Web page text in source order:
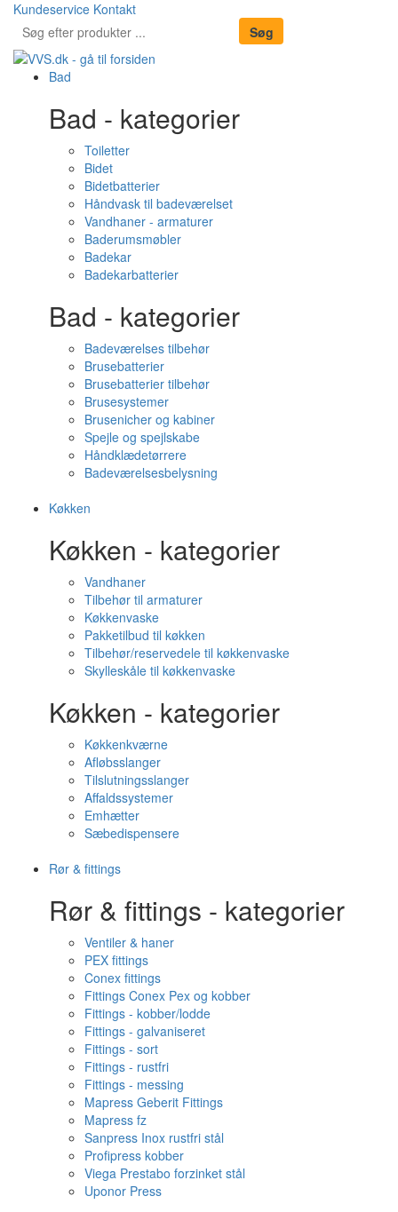
Kundeservice Kontakt
Bad
Bad - kategorier
Toiletter
Bidet
Bidetbatterier
Håndvask til badeværelset
Vandhaner - armaturer
Baderumsmøbler
Badekar
Badekarbatterier
Bad - kategorier
Badeværelses tilbehør
Brusebatterier
Brusebatterier tilbehør
Brusesystemer
Brusenicher og kabiner
Spejle og spejlskabe
Håndklædetørrere
Badeværelsesbelysning
Køkken
Køkken - kategorier
Vandhaner
Tilbehør til armaturer
Køkkenvaske
Pakketilbud til køkken
Tilbehør/reservedele til køkkenvaske
Skylleskåle til køkkenvaske
Køkken - kategorier
Køkkenkværne
Afløbsslanger
Tilslutningsslanger
Affaldssystemer
Emhætter
Sæbedispensere
Rør & fittings
Rør & fittings - kategorier
Ventiler & haner
PEX fittings
Conex fittings
Fittings Conex Pex og kobber
Fittings - kobber/lodde
Fittings - galvaniseret
Fittings - sort
Fittings - rustfri
Fittings - messing
Mapress Geberit Fittings
Mapress fz
Sanpress Inox rustfri stål
Profipress kobber
Viega Prestabo forzinket stål
Uponor Press